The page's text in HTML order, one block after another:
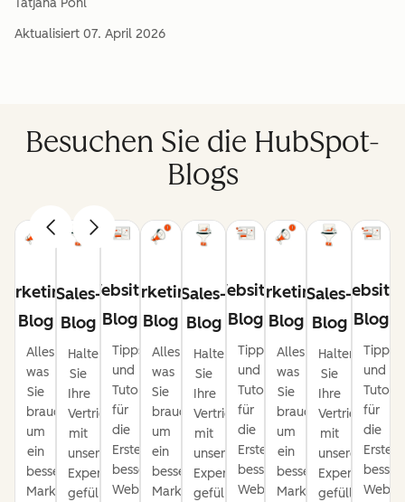
Tatjana Pohl
Aktualisiert 07. April 2026
Besuchen Sie die HubSpot-
Blogs
Blog
Alles,
was
Sie
brauchen,
um
ein
besserer
Marketer
Sales-
Blog
Halten
Sie
Ihre
Vertriebspipeline
mit
unseren
Expertentipps
gefüllt.
Website-
Blog
Tipps
und
Tutorials
für
die
Erstellung
besserer
Websites.
Marketing-
Blog
Alles,
was
Sie
brauchen,
um
ein
besserer
Marketer
Sales-
Blog
Halten
Sie
Ihre
Vertriebspipeline
mit
unseren
Expertentipps
gefüllt.
Website-
Blog
Tipps
und
Tutorials
für
die
Erstellung
besserer
Websites.
Marketing-
Blog
Alles,
was
Sie
brauchen,
um
ein
besserer
Marketer
Sales-
Blog
Halten
Sie
Ihre
mit
unseren
Expertentipps
gefüllt.
Website-
Blog
Tipps
und
für
die